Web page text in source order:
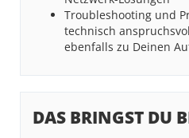
Troubleshooting und
technisch
ebenfalls zu Deinen
DAS BRINGST DU